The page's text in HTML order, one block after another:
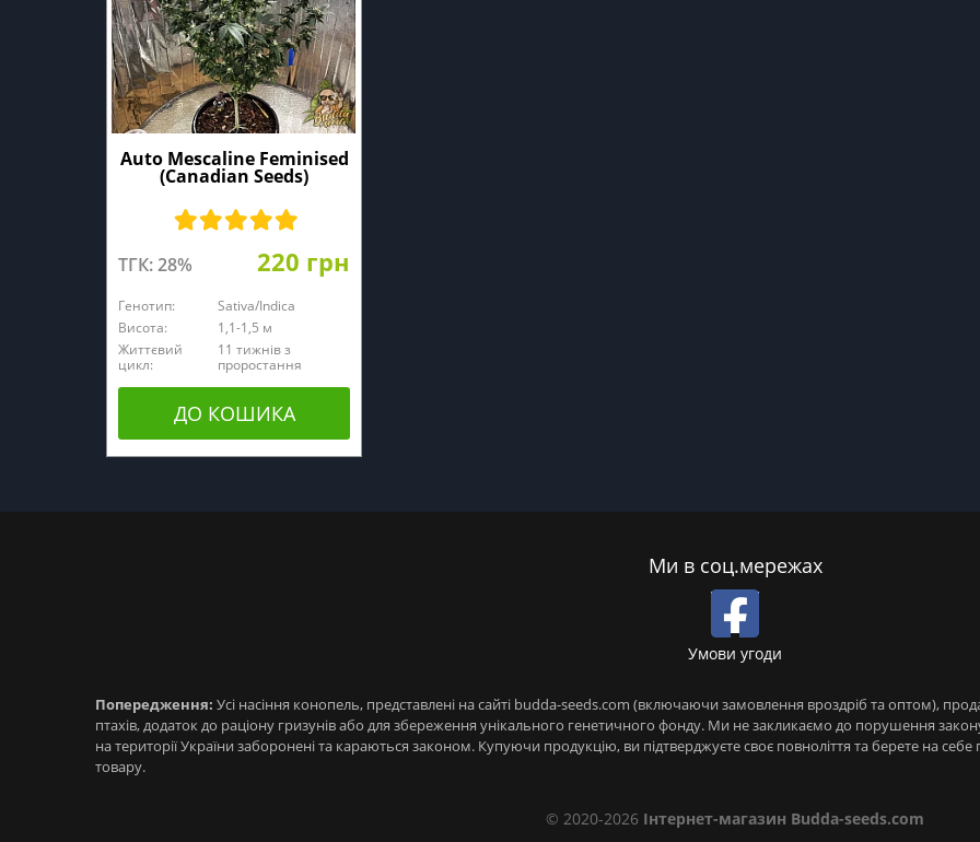
Auto Mescaline Feminised
(Canadian Seeds)
ТГК: 28% 220 грн
Генотип:
Sativa/Indica
Висота:
1,1-1,5 м
Життєвий
цикл:
11 тижнів з
проростання
ДО КОШИКА
Ми в соц.мережах
Умови угоди
Попередження: Усі насіння конопель, представлені на сайті budda-seeds.com (включаючи замовлення вроздріб та оптом),
птахів, додаток до раціону гризунів або для збереження унікального генетичного фонду. Ми не закликаємо до порушення
на території України заборонені та караються законом. Купуючи продукцію, ви підтверджуєте своє повноліття та берете на
товару.
© 2020-2026 Інтернет-магазин Budda-seeds.com